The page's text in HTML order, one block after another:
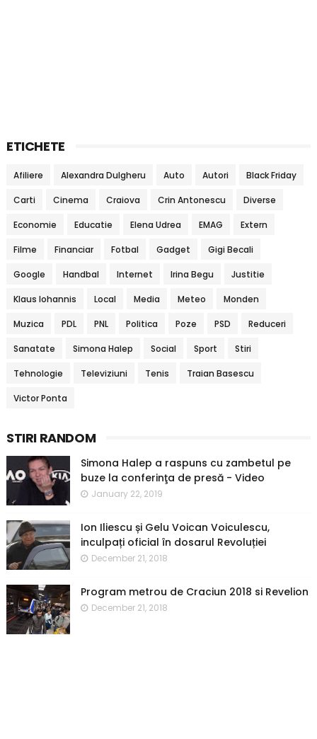
ETICHETE
Afiliere Alexandra Dulgheru Auto Autori Black Friday
Carti Cinema Craiova Crin Antonescu Diverse
Economie Educatie Elena Udrea EMAG Extern
Filme Financiar Fotbal Gadget Gigi Becali
Google Handbal Internet Irina Begu Justitie
Klaus Iohannis Local Media Meteo Monden
Muzica PDL PNL Politica Poze PSD Reduceri
Sanatate Simona Halep Social Sport Stiri
Tehnologie Televiziuni Tenis Traian Basescu
Victor Ponta
STIRI RANDOM
Simona Halep a raspuns cu zambetul pe
buze la conferinţa de presă - Video
January 22, 2019
Ion Iliescu și Gelu Voican Voiculescu,
inculpați oficial în dosarul Revoluției
December 21, 2018
Program metrou de Craciun 2018 si Revelion
December 21, 2018